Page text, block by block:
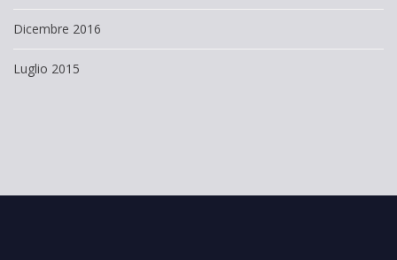
Dicembre 2016
Luglio 2015